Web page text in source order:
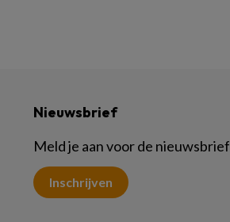
Nieuwsbrief
Meld je aan voor de nieuwsbrief
Inschrijven